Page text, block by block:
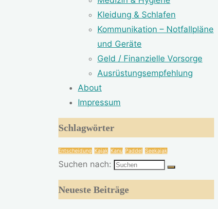
Kleidung & Schlafen
Kommunikation – Notfallpläne
und Geräte
Geld / Finanzielle Vorsorge
Ausrüstungsempfehlung
About
Impressum
Schlagwörter
Entscheidung Kajak Kanu Paddel Seekajak
Suchen nach:
Neueste Beiträge